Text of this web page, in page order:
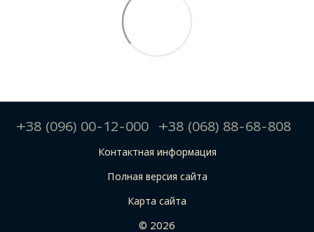
+38 (096) 00-12-000 +38 (068) 88-68-808
Контактная информация
Полная версия сайта
Карта сайта
© 2026